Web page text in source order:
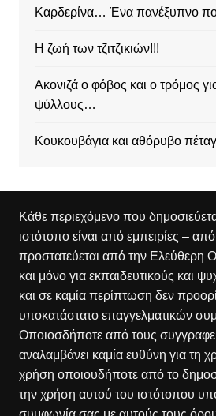
Καρδερίνα… Ένα πανέξυπνο
Η ζωή των τζιτζικιών!!!
Ακονιζά ο φόβος και ο τρόμος
ψύλλους…
Κουκουβάγια και αθόρυβο
Κάθε περιεχόμενο που
ιστότοπο είναι από εμπειρίες –
προστατεύεται από την Ελεύθερη
και μόνο για εκπαιδευτικούς και
και σε καμία περίπτωση δεν
υποκατάστατο επαγγελματικών
Οποιοσδήποτε από τους
αναλαμβάνει καμία ευθύνη για τη
χρήση οποιουδήποτε από το
την χρήση αυτού του ιστότοπου